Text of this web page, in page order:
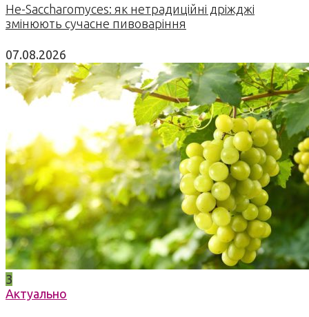
Не-Saccharomyces: як нетрадиційні дріжджі
змінюють сучасне пивоваріння
07.08.2026
3
Актуально